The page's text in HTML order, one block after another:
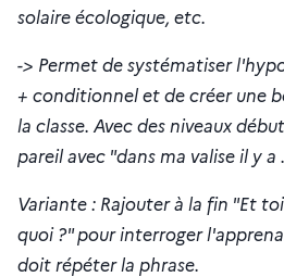
solaire écologique, etc.
-> Permet de systématiser
+ conditionnel et de créer une
la classe. Avec des niveaux
pareil avec "dans ma valise il y a
Variante : Rajouter à la fin "Et
quoi ?" pour interroger
doit répéter la phrase.